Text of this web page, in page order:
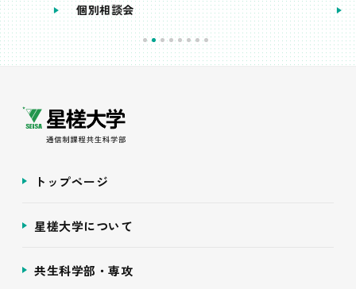
個別相談会 受講
トップページ
星槎大学について
共生科学部・専攻